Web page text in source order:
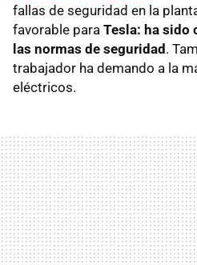
fallas de seguridad en la
favorable para Tesla: ha sido
las normas de seguridad.
trabajador ha demando a la
eléctricos.